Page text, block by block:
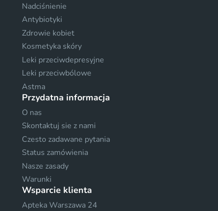
Nadciśnienie
Antybiotyki
Zdrowie kobiet
Kosmetyka skóry
Leki przeciwdepresyjne
Leki przeciwbólowe
Astma
Przydatna informacja
O nas
Skontaktuj sie z nami
Czesto zadawane pytania
Status zamówienia
Nasze zasady
Warunki
Wsparcie klienta
Apteka Warszawa 24